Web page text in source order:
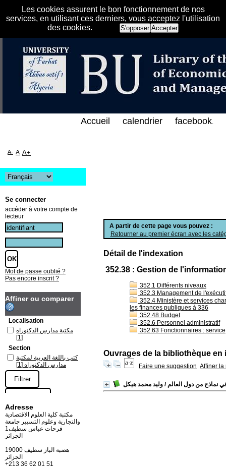
Les cookies assurent le bon fonctionnement de nos
services, en utilisant ces derniers, vous acceptez l'utilisation
des cookies.
S'opposer Accepter
الإلكتروني على الخط المباشر لمكتبة كلية
A partir de cette page vous pouvez :
Retourner au premier écran avec les
Détail de l'indexation
352.38 : Gestion de
352.1 Différents niveaux
352.3 Management de
352.4 Ministère et services
les finances publiques à 336
352.48 Budget
352.6 Personnel administratif
352.63 Fonctionnaires :
Ouvrages de la bibliothèque en
Faire une suggestion Affiner la
نماذج من دول العالم / وليد محمد هيكل
Accueil calendrier facebook.
A- A A+
Se connecter
accéder à votre compte de
lecteur
Mot de passe oublié ?
Pas encore inscrit ?
Affiner ou comparer
Localisation
مكتبة مدارس الدكتوراه
[1]
Section
كتب باللغة العربية لمكتبة
مدارس الدكتوراه [1]
Adresse
مكتبة كلية العلوم الاقتصادية
والتجارية وعلوم التسيير جامعة
فرحات عباس سطيف1
الجزائر
19000 هضبة الباز سطيف
+213 36 62 01 51